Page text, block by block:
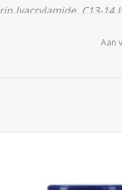
lyacrylamide, C13-14
Aan
effecten, reinigt effectief,